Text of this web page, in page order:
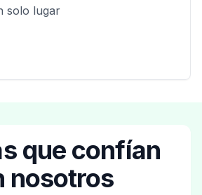
solo lugar
que confían
nosotros